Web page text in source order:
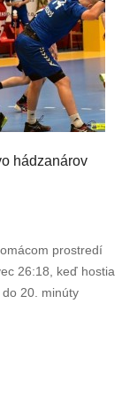
hádzanárov
prostredí
26:18, keď hostia
20. minúty